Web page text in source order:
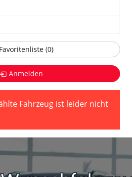
Fahrzeug ist leider nicht
Favoritenliste (0)
Anmelden